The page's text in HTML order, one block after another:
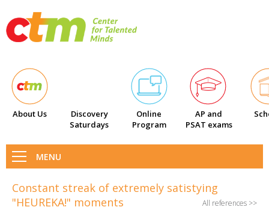
About Us
Discovery
Saturdays
Online
Program
AP and
PSAT exams
MENU
Constant streak of extremely satistying
"HEUREKA!" moments
All references >>